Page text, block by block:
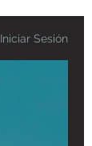
Iniciar Sesión